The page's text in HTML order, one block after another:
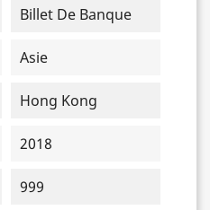
Billet De Banque
Asie
Hong Kong
2018
999